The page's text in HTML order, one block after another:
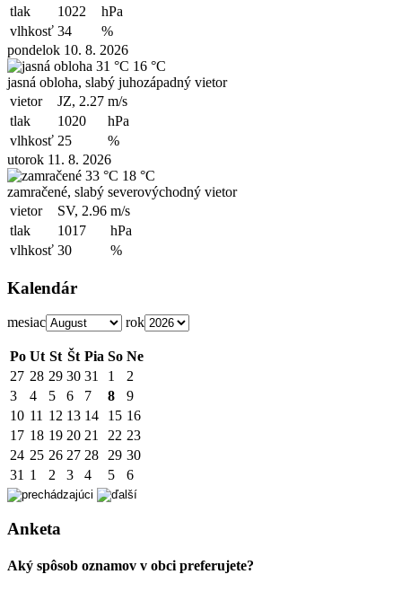
tlak
1022
hPa
vlhkosť 34
%
pondelok 10. 8. 2026
31 °C 16 °C
jasná obloha, slabý juhozápadný vietor
vietor
JZ, 2.27 m/s
tlak
1020
hPa
vlhkosť 25
%
utorok 11. 8. 2026
33 °C 18 °C
zamračené, slabý severovýchodný vietor
vietor
SV, 2.96 m/s
tlak
1017
hPa
vlhkosť 30 %
Kalendár
mesiac rok
Po Ut St Št Pia So Ne
27 28 29 30 31 1
2
3
4 5 6 7 8
9
10 11 12 13 14 15 16
17 18 19 20 21 22 23
24 25 26 27 28 29 30
31 1 2 3 4 5 6
Anketa
Aký spôsob oznamov v obci preferujete?